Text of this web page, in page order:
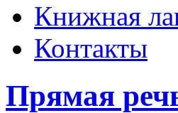
Книжная
Контакты
Прямая